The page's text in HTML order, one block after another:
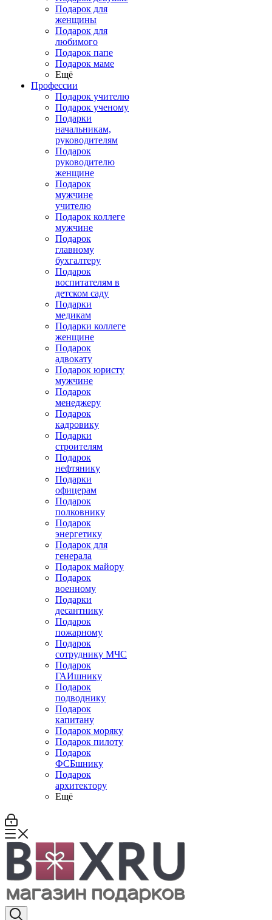
Подарок для
женщины
Подарок для
любимого
Подарок папе
Подарок маме
Ещё
Профессии
Подарок учителю
Подарок ученому
Подарки
начальникам,
руководителям
Подарок
руководителю
женщине
Подарок
мужчине
учителю
Подарок коллеге
мужчине
Подарок
главному
бухгалтеру
Подарок
воспитателям в
детском саду
Подарки
медикам
Подарки коллеге
женщине
Подарок
адвокату
Подарок юристу
мужчине
Подарок
менеджеру
Подарок
кадровику
Подарки
строителям
Подарок
нефтянику
Подарки
офицерам
Подарок
полковнику
Подарок
энергетику
Подарок для
генерала
Подарок майору
Подарок
военному
Подарки
десантнику
Подарок
пожарному
Подарок
сотруднику МЧС
Подарок
ГАИшнику
Подарок
подводнику
Подарок
капитану
Подарок моряку
Подарок пилоту
Подарок
ФСБшнику
Подарок
архитектору
Ещё